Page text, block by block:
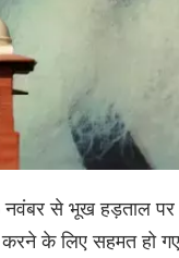
नवंबर से भूख हड़ताल
के लिए सहमत हो